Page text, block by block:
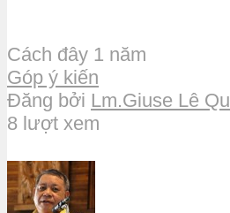
Cách đây 1 năm
Góp ý kiến
Đăng bởi Lm.Giuse Lê
8 lượt xem